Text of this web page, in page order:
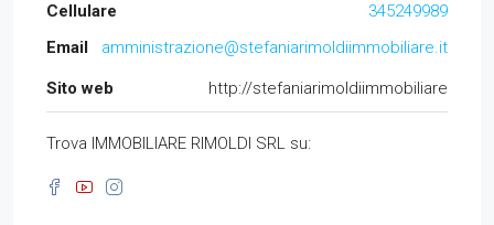
Cellulare
345249989
Email
amministrazione@stefaniarimoldiimmobiliare.it
Sito web http://stefaniarimoldiimmobiliare
Trova IMMOBILIARE RIMOLDI SRL su: